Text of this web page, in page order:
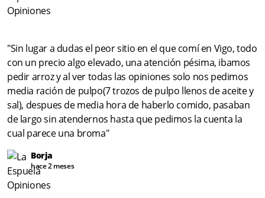
"Sin lugar a dudas el peor sitio en el que comí en Vigo, todo
con un precio algo elevado, una atención pésima, ibamos
pedir arroz y al ver todas las opiniones solo nos pedimos
media ración de pulpo(7 trozos de pulpo llenos de aceite y
sal), despues de media hora de haberlo comido, pasaban
de largo sin atendernos hasta que pedimos la cuenta la
cual parece una broma"
Borja
hace 2 meses